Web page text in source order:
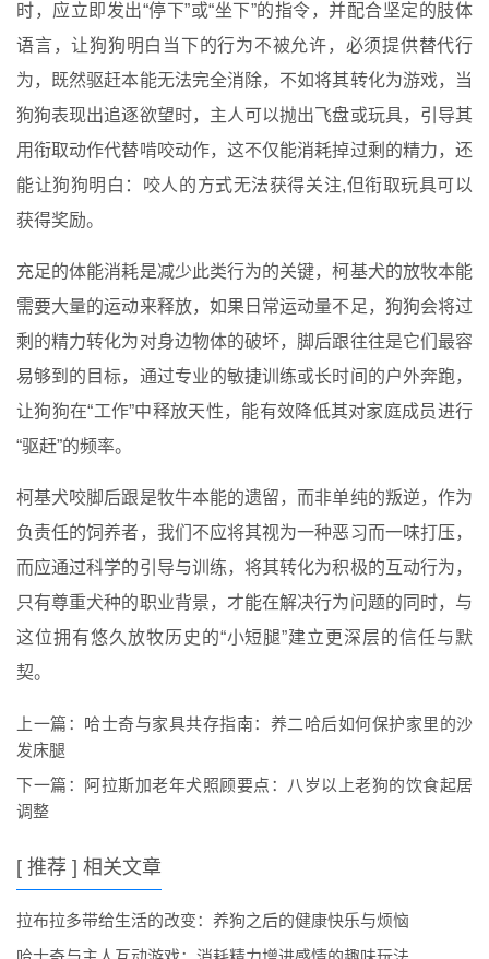
时，应立即发出“停下”或“坐下”的指令，并配合坚定的肢体
语言，让狗狗明白当下的行为不被允许，必须提供替代行
为，既然驱赶本能无法完全消除，不如将其转化为游戏，当
狗狗表现出追逐欲望时，主人可以抛出飞盘或玩具，引导其
用衔取动作代替啃咬动作，这不仅能消耗掉过剩的精力，还
能让狗狗明白：咬人的方式无法获得关注,但衔取玩具可以
获得奖励。
充足的体能消耗是减少此类行为的关键，柯基犬的放牧本能
需要大量的运动来释放，如果日常运动量不足，狗狗会将过
剩的精力转化为对身边物体的破坏，脚后跟往往是它们最容
易够到的目标，通过专业的敏捷训练或长时间的户外奔跑，
让狗狗在“工作”中释放天性，能有效降低其对家庭成员进行
“驱赶”的频率。
柯基犬咬脚后跟是牧牛本能的遗留，而非单纯的叛逆，作为
负责任的饲养者，我们不应将其视为一种恶习而一味打压，
而应通过科学的引导与训练，将其转化为积极的互动行为，
只有尊重犬种的职业背景，才能在解决行为问题的同时，与
这位拥有悠久放牧历史的“小短腿”建立更深层的信任与默
契。
上一篇： 哈士奇与家具共存指南：养二哈后如何保护家里的沙
发床腿
下一篇：
阿拉斯加老年犬照顾要点：八岁以上老狗的饮食起居
调整
[ 推荐 ] 相关文章
拉布拉多带给生活的改变：养狗之后的健康快乐与烦恼